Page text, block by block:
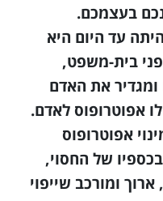
בעצמכם.
עד היום היא
בית-משפט,
ומגדיר את האדם
אפוטרופוס לאדם.
אפוטרופוס
של החסוי,
ומורכב שייפוי